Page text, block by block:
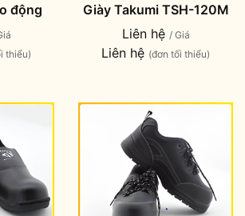
động
thiểu)
Giày Takumi TSH-120M
Liên hệ / Giá
Liên hệ (đơn tối thiểu)